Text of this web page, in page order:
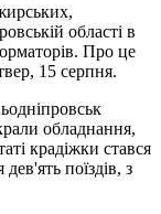
області в
Про це
15 серпня.
обладнання,
крадіжки стався
дев'ять поїздів, з